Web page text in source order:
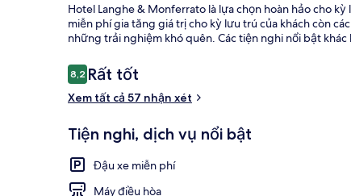
Hotel Langhe & Monferrato là lựa chọn hoàn hảo cho
miễn phí gia tăng giá trị cho kỳ lưu trú của khách còn
những trải nghiệm khó quên. Các tiện nghi nổi bật
Nhận
xét
8,28,2 trên 10,
Rất tốt
Xem tất cả 57 nhận xét
Tiện nghi, dịch vụ nổi bật
Đậu xe miễn phí
Máy điều hòa